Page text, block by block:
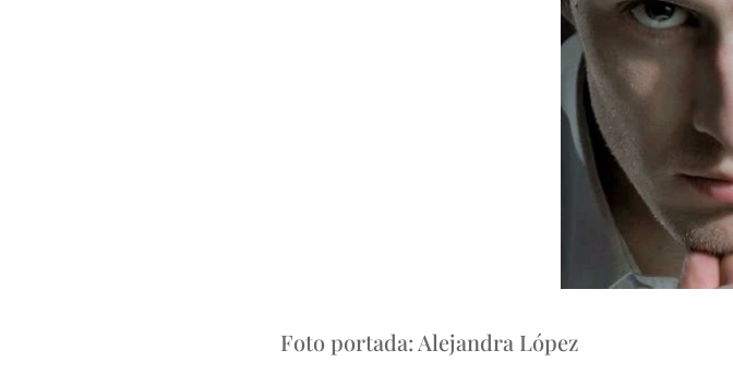
Foto portada: Alejandra López